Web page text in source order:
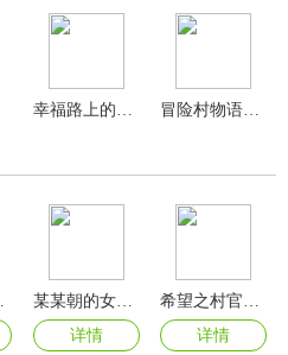
某某朝的女子乐坊游戏官方版
详情
详情